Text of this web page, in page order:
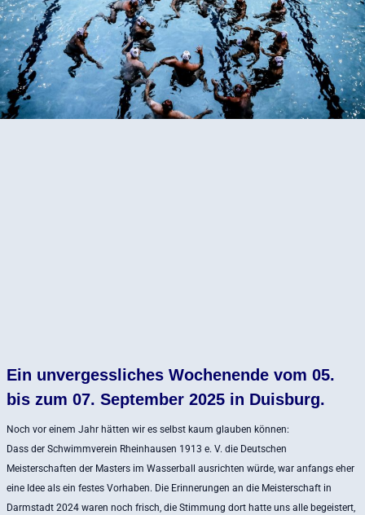
Ein unvergessliches Wochenende vom 05.
bis zum 07. September 2025 in Duisburg.
Noch vor einem Jahr hätten wir es selbst kaum glauben können:
Dass der Schwimmverein Rheinhausen 1913 e. V. die Deutschen
Meisterschaften der Masters im Wasserball ausrichten würde, war anfangs eher
eine Idee als ein festes Vorhaben. Die Erinnerungen an die Meisterschaft in
Darmstadt 2024 waren noch frisch, die Stimmung dort hatte uns alle begeistert,